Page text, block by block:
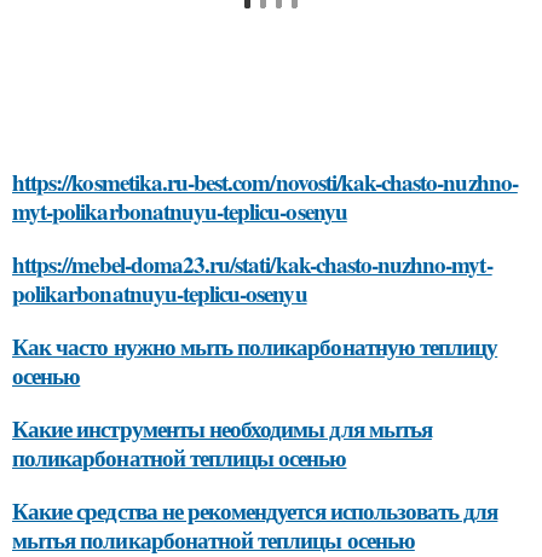
https://kosmetika.ru-best.com/novosti/kak-chasto-nuzhno-
myt-polikarbonatnuyu-teplicu-osenyu
https://mebel-doma23.ru/stati/kak-chasto-nuzhno-myt-
polikarbonatnuyu-teplicu-osenyu
Как часто нужно мыть поликарбонатную теплицу
осенью
Какие инструменты необходимы для мытья
поликарбонатной теплицы осенью
Какие средства не рекомендуется использовать для
мытья поликарбонатной теплицы осенью